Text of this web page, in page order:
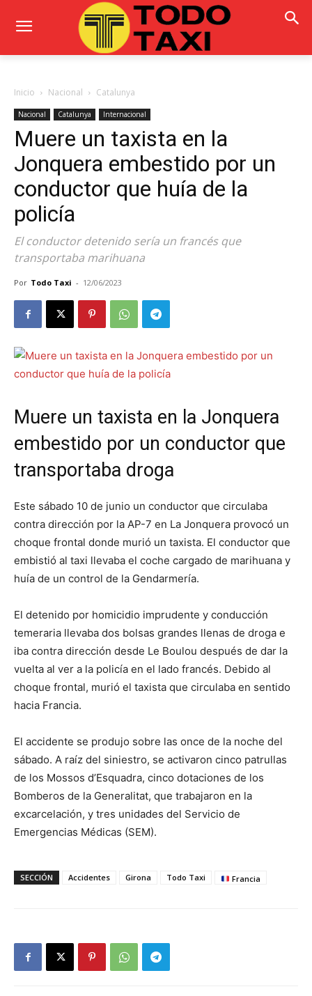
Inicio Nacional Catalunya
Nacional Catalunya Internacional
Muere un taxista en la
Jonquera embestido por un
conductor que huía de la
policía
El conductor detenido sería un francés que
transportaba marihuana
Por Todo Taxi - 12/06/2023
Muere un taxista en la Jonquera
embestido por un conductor que
transportaba droga
Este sábado 10 de junio un conductor que circulaba
contra dirección por la AP-7 en La Jonquera provocó un
choque frontal donde murió un taxista. El conductor que
embistió al taxi llevaba el coche cargado de marihuana y
huía de un control de la Gendarmería.
El detenido por homicidio imprudente y conducción
temeraria llevaba dos bolsas grandes llenas de droga e
iba contra dirección desde Le Boulou después de dar la
vuelta al ver a la policía en el lado francés. Debido al
choque frontal, murió el taxista que circulaba en sentido
hacia Francia.
El accidente se produjo sobre las once de la noche del
sábado. A raíz del siniestro, se activaron cinco patrullas
de los Mossos d’Esquadra, cinco dotaciones de los
Bomberos de la Generalitat, que trabajaron en la
excarcelación, y tres unidades del Servicio de
Emergencias Médicas (SEM).
SECCIÓN Accidentes Girona Todo Taxi Francia